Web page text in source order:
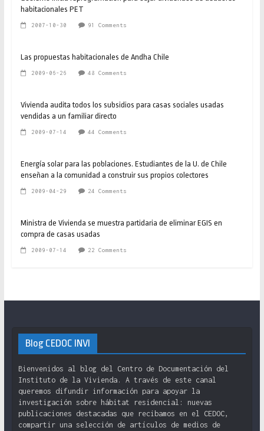
habitacionales PET
2007-10-30 91 Comments
Las propuestas habitacionales de Andha Chile
2009-06-26 48 Comments
Vivienda audita todos los subsidios para casas sociales usadas
vendidas a un familiar directo
2009-07-14 44 Comments
Energía solar para las poblaciones. Estudiantes de la U. de Chile
enseñan a la comunidad a construir sus propios colectores
2009-04-29 24 Comments
Ministra de Vivienda se muestra partidaria de eliminar EGIS en
compra de casas usadas
2009-07-14 22 Comments
Blog CEDOC INVI
Bienvenidos al blog del Centro de Documentación del
Instituto de la Vivienda. A través de este canal
queremos difundir información para apoyar la
investigación sobre hábitat residencial: nuevas
publicaciones destacadas que recibamos en el CEDOC,
compartir una selección de artículos de medios de